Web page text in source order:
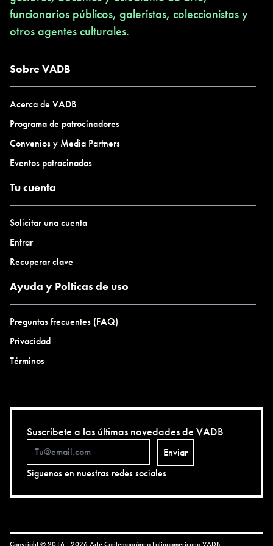
funcionarios públicos, galeristas, coleccionistas y
otros agentes culturales.
Sobre VADB
Acerca de VADB
Programa de patrocinadores
Convenios y Media Partners
Eventos patrocinados
Tu cuenta
Solicitar una cuenta
Entrar
Recuperar clave
Ayuda y Polticas de uso
Preguntas frecuentes (FAQ)
Privacidad
Términos
Suscríbete a las últimas novedades de VADB
Enviar
Siguenos en nuestras redes sociales